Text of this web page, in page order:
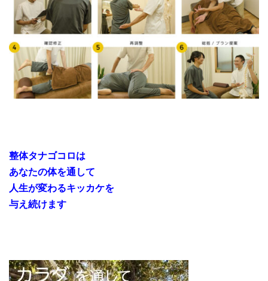
整体タナゴコロは
あなたの体を通して
人生が変わるキッカケを
与え続けます